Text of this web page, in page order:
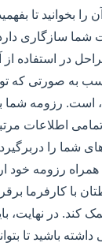
بخوانید تا
شما سازگاری
در استفاده
به صورتی که
است. رزومه شما
اطلاعات
شما را
همراه رزومه خود
با کارفرما
کند. در نهایت،
باشید تا